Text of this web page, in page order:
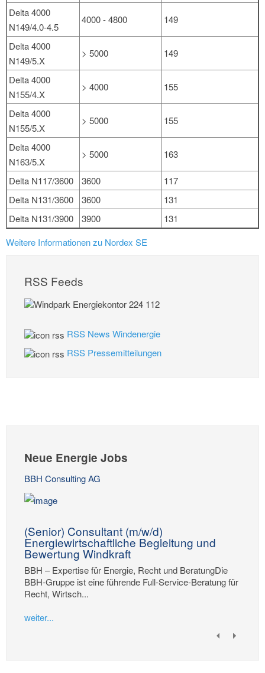
Delta 4000
N149/4.0-4.5
4000 - 4800 149
Delta 4000
N149/5.X
> 5000 149
Delta 4000
N155/4.X
> 4000 155
Delta 4000
N155/5.X
> 5000 155
Delta 4000
N163/5.X
> 5000 163
Delta N117/3600 3600
117
Delta N131/3600
3600
131
Delta N131/3900
3900
131
Weitere Informationen zu Nordex SE
RSS Feeds
RSS News Windenergie
RSS Pressemitteilungen
Neue Energie Jobs
BBH Consulting AG
(Senior) Consultant (m/w/d)
Energiewirtschaftliche Begleitung und
Bewertung Windkraft
BBH – Expertise für Energie, Recht und BeratungDie
BBH-Gruppe ist eine führende Full-Service-Beratung für
Recht, Wirtsch...
weiter...